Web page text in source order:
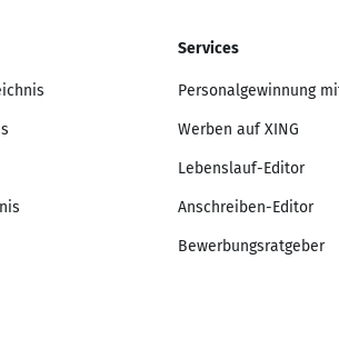
Services
Personalgewinnung
Werben auf XING
Lebenslauf-Editor
Anschreiben-Editor
Bewerbungsratgeber